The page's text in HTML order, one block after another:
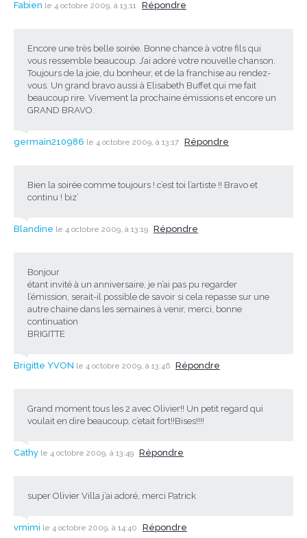
Fabien le 4 octobre 2009, à 13:11 Répondre
Encore une très belle soirée. Bonne chance à votre fils qui
vous ressemble beaucoup. J’ai adoré votre nouvelle chanson.
Toujours de la joie, du bonheur, et de la franchise au rendez-
vous. Un grand bravo aussi à Elisabeth Buffet qui me fait
beaucoup rire. Vivement la prochaine émissions et encore un
GRAND BRAVO.
germain210986 le 4 octobre 2009, à 13:17 Répondre
Bien la soirée comme toujours ! c’est toi l’artiste !! Bravo et
continu ! biz’
Blandine le 4 octobre 2009, à 13:19 Répondre
Bonjour
étant invité à un anniversaire, je n’ai pas pu regarder
l’émission, serait-il possible de savoir si cela repasse sur une
autre chaine dans les semaines à venir, merci, bonne
continuation
BRIGITTE
Brigitte YVON le 4 octobre 2009, à 13:46 Répondre
Grand moment tous les 2 avec Olivier!! Un petit regard qui
voulait en dire beaucoup, c’etait fort!!Bises!!!!
Cathy le 4 octobre 2009, à 13:49 Répondre
super Olivier Villa j’ai adoré, merci Patrick
vmimi le 4 octobre 2009, à 14:40 Répondre